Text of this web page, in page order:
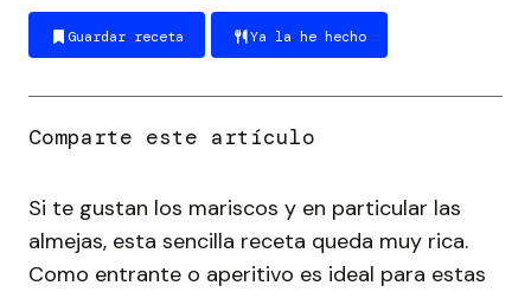
Guardar receta Ya la he hecho
Si te gustan los mariscos y en particular las
almejas, esta sencilla receta queda muy rica.
Como entrante o aperitivo es ideal para estas